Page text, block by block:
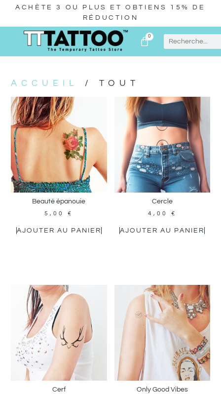
ACHÈTE 3 OU PLUS ET OBTIENS 15% DE
RÉDUCTION
0
ACCUEIL / TOUT
Beauté épanouie
5,00€
AJOUTER AU PANIER
Cercle
4,00 €
AJOUTER AU PANIER
Cerf Only Good Vibes